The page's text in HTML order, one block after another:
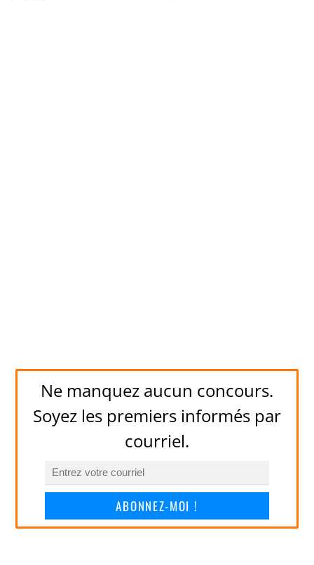
Ne manquez aucun concours.
Soyez les premiers informés par
courriel.
ABONNEZ-MOI !